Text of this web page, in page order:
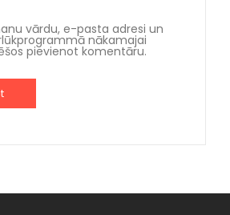
vārdu, e-pasta adresi un
nākamajai
pievienot komentāru.